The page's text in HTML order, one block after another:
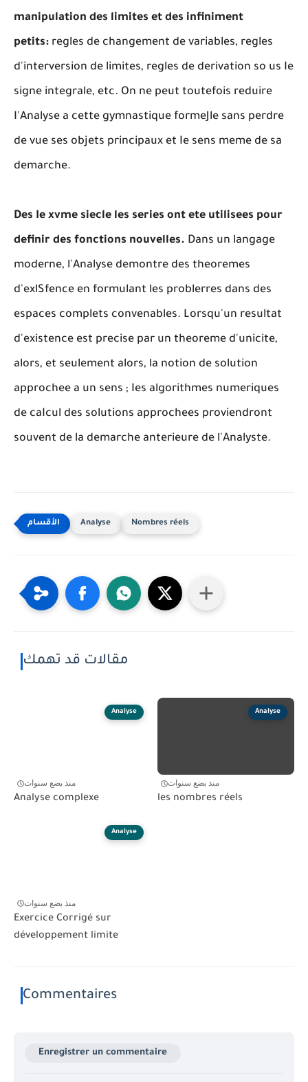
manipulation des limites et des infiniment
petits: regles de changement de variables, regles
d'interversion de limites, regles de derivation so us Ie
signe integrale, etc. On ne peut toutefois reduire
I'Analyse a cette gymnastique formeJle sans perdre
de vue ses objets principaux et Ie sens meme de sa
demarche.
Des Ie xvme siecle les series ont ete utilisees pour
definir des fonctions nouvelles. Dans un langage
moderne, l'Analyse demontre des theoremes
d'exlSfence en formulant les problerres dans des
espaces complets convenables. Lorsqu'un resultat
d'existence est precise par un theoreme d'unicite,
alors, et seulement alors, la notion de solution
approchee a un sens ; Ies algorithmes numeriques
de caIcul des solutions approchees proviendront
souvent de la demarche anterieure de l'Analyste.
Analyse Nombres réels
مقالات قد تهمك
Analyse
منذ بضع سنوات
Analyse complexe
Analyse
منذ بضع سنوات
les nombres réels
Analyse
منذ بضع سنوات
Exercice Corrigé sur
développement limite
Commentaires
Enregistrer un commentaire